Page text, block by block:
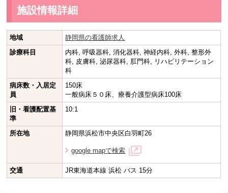
施設情報詳細
地域
静岡県の看護師求人
診療科目
内科, 呼吸器科, 消化器科, 神経内科, 外科, 整形外
科, 皮膚科, 泌尿器科, 肛門科, リハビリテーション
科
病床数・入居定
員
150床
一般病床５０床、療養介護型病床100床
旧・看護配置基
準
10:1
所在地 静岡県浜松市中央区白羽町26
google mapで検索
交通 JR東海道本線 浜松 バス 15分